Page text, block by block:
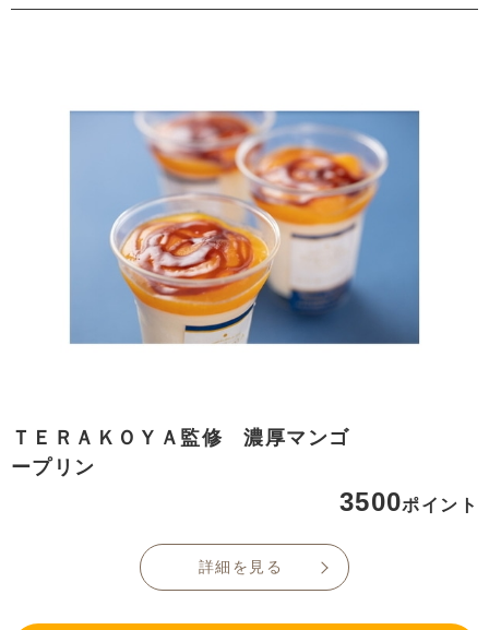
ＴＥＲＡＫＯＹＡ監修 濃厚マンゴ
ープリン
3500ポイント
詳細を見る